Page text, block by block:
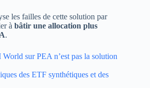
les failles de cette solution par
à bâtir une allocation plus
.
sur PEA n’est pas la solution
des ETF synthétiques et des